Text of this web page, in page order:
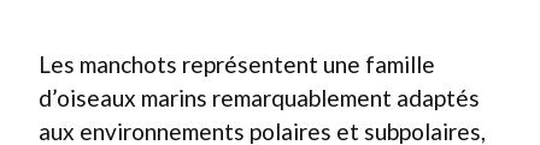
Les manchots représentent une famille
d’oiseaux marins remarquablement adaptés
aux environnements polaires et subpolaires,